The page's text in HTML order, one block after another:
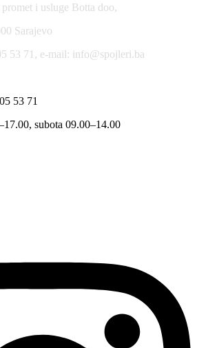
i usluge Botta doo,
Sarajevo
53 71, e-mail: info@spojleri.ba
53 71
subota 09.00–14.00